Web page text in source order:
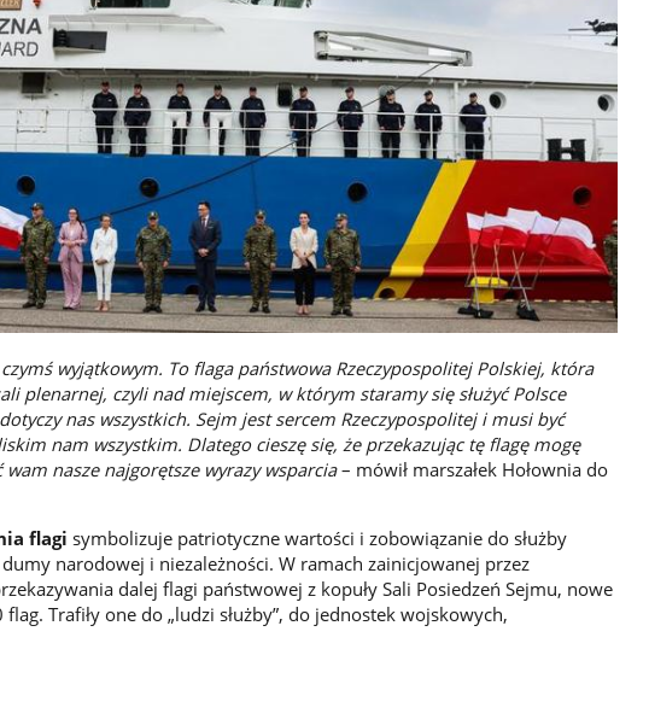
wyjątkowym. To flaga państwowa Rzeczypospolitej Polskiej, która
plenarnej, czyli nad miejscem, w którym staramy się służyć Polsce
nas wszystkich. Sejm jest sercem Rzeczypospolitej i musi być
nam wszystkim. Dlatego cieszę się, że przekazując tę flagę mogę
nasze najgorętsze wyrazy wsparcia– mówił marszałek Hołownia do
flagi symbolizuje patriotyczne wartości i zobowiązanie do służby
narodowej i niezależności. W ramach zainicjowanej przez
dalej flagi państwowej z kopuły Sali Posiedzeń Sejmu, nowe
flag. Trafiły one do „ludzi służby”, do jednostek wojskowych,